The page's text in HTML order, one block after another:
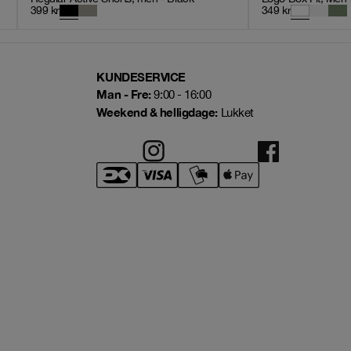
399 kr
349 kr
KUNDESERVICE
Man - Fre:9:00 - 16:00
Weekend & helligdage:Lukket